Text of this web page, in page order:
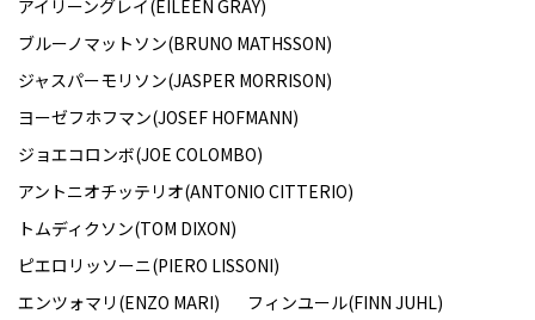
アイリーングレイ(EILEEN GRAY)
ブルーノマットソン(BRUNO MATHSSON)
ジャスパーモリソン(JASPER MORRISON)
ヨーゼフホフマン(JOSEF HOFMANN)
ジョエコロンボ(JOE COLOMBO)
アントニオチッテリオ(ANTONIO CITTERIO)
トムディクソン(TOM DIXON)
ピエロリッソーニ(PIERO LISSONI)
エンツォマリ(ENZO MARI)
フィンユール(FINN JUHL)